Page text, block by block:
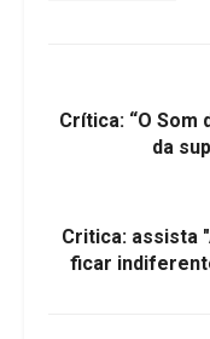
Crítica: “O Som
da
Critica: assista
ficar